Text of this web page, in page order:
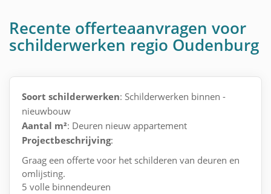
Recente offerteaanvragen voor
schilderwerken regio Oudenburg
Soort schilderwerken: Schilderwerken binnen -
nieuwbouw
Aantal m²: Deuren nieuw appartement
Projectbeschrijving:
Graag een offerte voor het schilderen van deuren en
omlijsting.
5 volle binnendeuren